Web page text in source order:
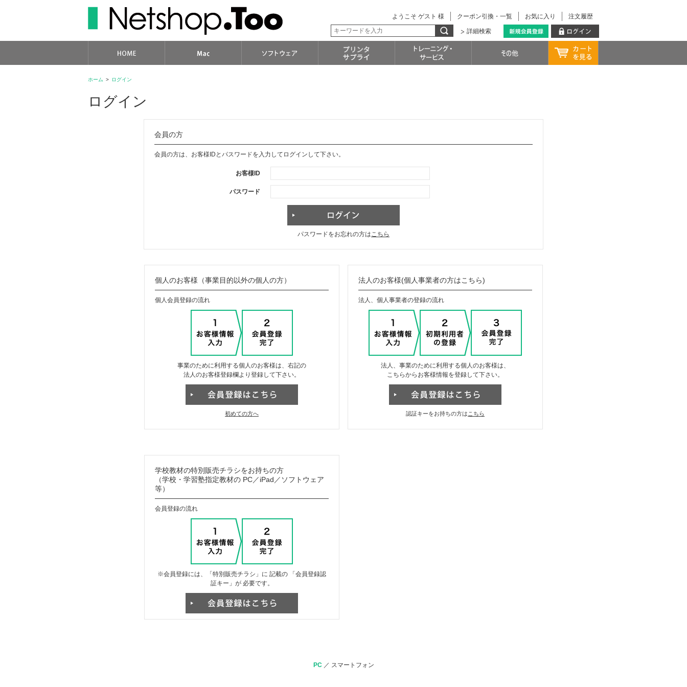
注文履歴
お気に入り
クーポン引換・一覧
ようこそ ゲスト 様
詳細検索
ホーム > ログイン
ログイン
会員の方
会員の方は、お客様IDとパスワードを入力してログインして下さい。
お客様ID
パスワード
パスワードをお忘れの方はこちら
個人のお客様（事業目的以外の個人の方）
個人会員登録の流れ
事業のために利用する個人のお客様は、右記の
法人のお客様登録欄より登録して下さい。
初めての方へ
法人のお客様(個人事業者の方はこちら)
法人、個人事業者の登録の流れ
法人、事業のために利用する個人のお客様は、
こちらからお客様情報を登録して下さい。
認証キーをお持ちの方は こちら
学校教材の特別販売チラシをお持ちの方
（学校・学習塾指定教材の PC／iPad／ソフトウェア
等）
会員登録の流れ
※会員登録には、「特別販売チラシ」に 記載の 「会員登録認
証キー」が 必要です。
PC／ スマートフォン